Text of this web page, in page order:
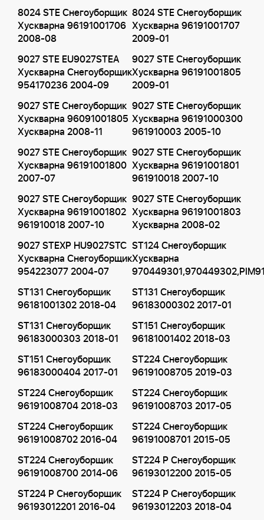
8024 STE Снегоуборщик
Хускварна 96191001706
2008-08
8024 STE Снегоуборщик
Хускварна 96191001707
2009-01
9027 STE EU9027STEA
Хускварна Снегоуборщик
954170236 2004-09
9027 STE Снегоуборщик
Хускварна 96191001805
2009-01
9027 STE Снегоуборщик
Хускварна 96091001805
Хускварна 2008-11
9027 STE Снегоуборщик
Хускварна 96191000300
961910003 2005-10
9027 STE Снегоуборщик
Хускварна 96191001800
2007-07
9027 STE Снегоуборщик
Хускварна 96191001801
961910018 2007-10
9027 STE Снегоуборщик
Хускварна 96191001802
961910018 2007-10
9027 STE Снегоуборщик
Хускварна 96191001803
Хускварна 2008-02
9027 STEXP HU9027STC
Хускварна Снегоуборщик
954223077 2004-07
ST124 Снегоуборщик
Хускварна
ST131 Снегоуборщик
96181001302 2018-04
ST131 Снегоуборщик
96183000302 2017-01
ST131 Снегоуборщик
96183000303 2018-01
ST151 Снегоуборщик
96181001402 2018-03
ST151 Снегоуборщик
96183000404 2017-01
ST224 Снегоуборщик
96191008705 2019-03
ST224 Снегоуборщик
96191008704 2018-03
ST224 Снегоуборщик
96191008703 2017-05
ST224 Снегоуборщик
96191008702 2016-04
ST224 Снегоуборщик
96191008701 2015-05
ST224 Снегоуборщик
96191008700 2014-06
ST224 P Снегоуборщик
96193012200 2015-05
ST224 P Снегоуборщик
96193012201 2016-04
ST224 P Снегоуборщик
96193012203 2018-04